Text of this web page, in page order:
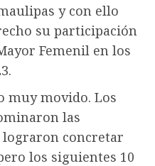
y con ello
su participación
Femenil en los
muy movido. Los
las
lograron concretar
los siguientes 10